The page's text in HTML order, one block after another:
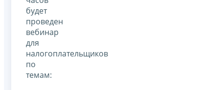
будет
проведен
вебинар
для
налогоплательщиков
по
темам: